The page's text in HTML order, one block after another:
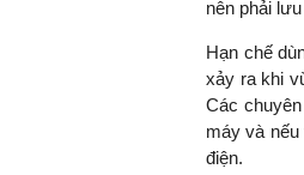
nên phải
Hạn chế
xảy ra khi
Các
máy và
điện.